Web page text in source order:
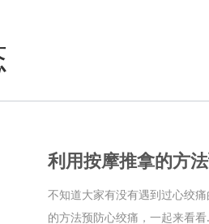
利用按摩推拿的方
不知道大家有没有遇到过心绞
的方法预防心绞痛，一起来看看